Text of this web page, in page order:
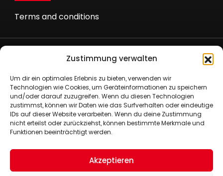
Zustimmung verwalten
Um dir ein optimales Erlebnis zu bieten, verwenden wir
Technologien wie Cookies, um Geräteinformationen zu speichern
und/oder darauf zuzugreifen. Wenn du diesen Technologien
zustimmst, können wir Daten wie das Surfverhalten oder eindeutige
IDs auf dieser Website verarbeiten. Wenn du deine Zustimmung
nicht erteilst oder zurückziehst, können bestimmte Merkmale und
Funktionen beeinträchtigt werden.
Akzeptieren
Terms and conditions
Römer Fördertechnik GmbH
Nielandstr. 53
58300 Wetter/Ruhr
+49 (0)2335 80290
+49 (0)2335 8029-29
info@roemer-foerdertechnik.de
Cookie policy (EU)